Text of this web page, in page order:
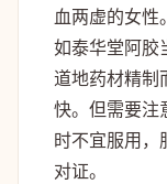
血两虚的女性
如泰华堂阿胶
道地药材精制
快。但需要注
时不宜服用，
对证。